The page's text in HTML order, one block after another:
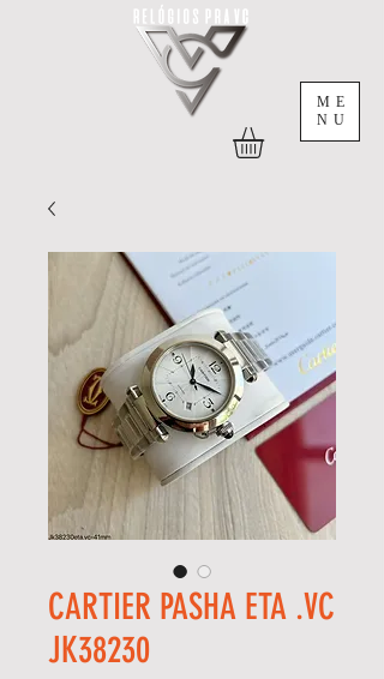
ME
NU
CARTIER PASHA ETA .VC
JK38230